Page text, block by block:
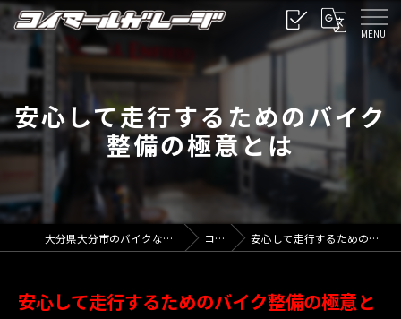
安心して走行するためのバイク
整備の極意とは
大分県大分市のバイクならコイマールガレージ コラム 安心して走行するためのバイク整備の極意とは
安心して走行するためのバイク整備の極意と